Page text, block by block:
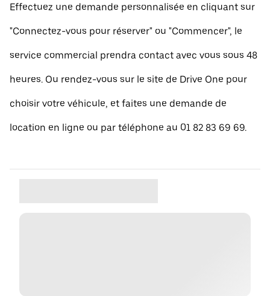
Effectuez une demande personnalisée en cliquant sur
"Connectez-vous pour réserver" ou "Commencer", le
service commercial prendra contact avec vous sous 48
heures. Ou rendez-vous sur le site de Drive One pour
choisir votre véhicule, et faites une demande de
location en ligne ou par téléphone au 01 82 83 69 69.